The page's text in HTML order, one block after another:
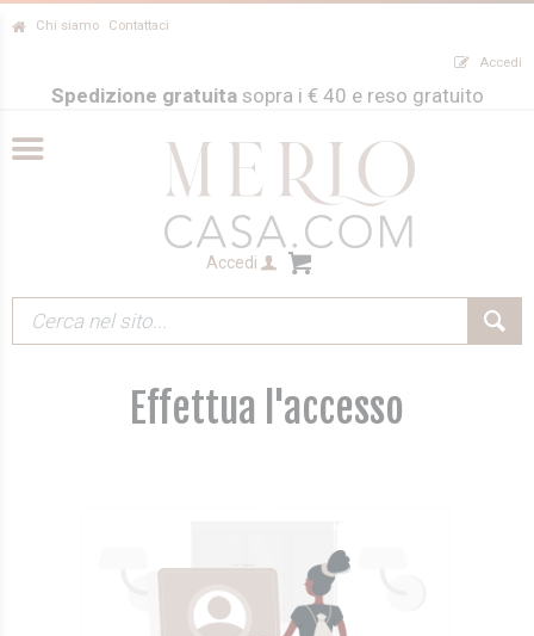
Chi siamo Contattaci
Accedi
Spedizione gratuitasopra i € 40 e reso gratuito
Accedi
Effettua l'accesso